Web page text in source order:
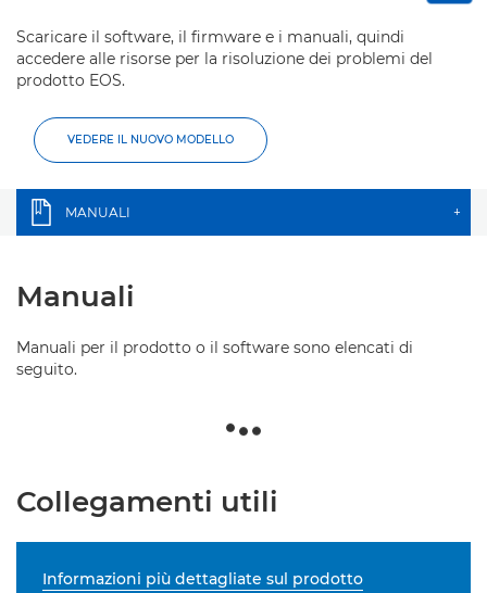
Scaricare il software, il firmware e i manuali, quindi
accedere alle risorse per la risoluzione dei problemi del
prodotto EOS.
VEDERE IL NUOVO MODELLO
MANUALI +
Manuali
Manuali per il prodotto o il software sono elencati di
seguito.
Collegamenti utili
Informazioni più dettagliate sul prodotto